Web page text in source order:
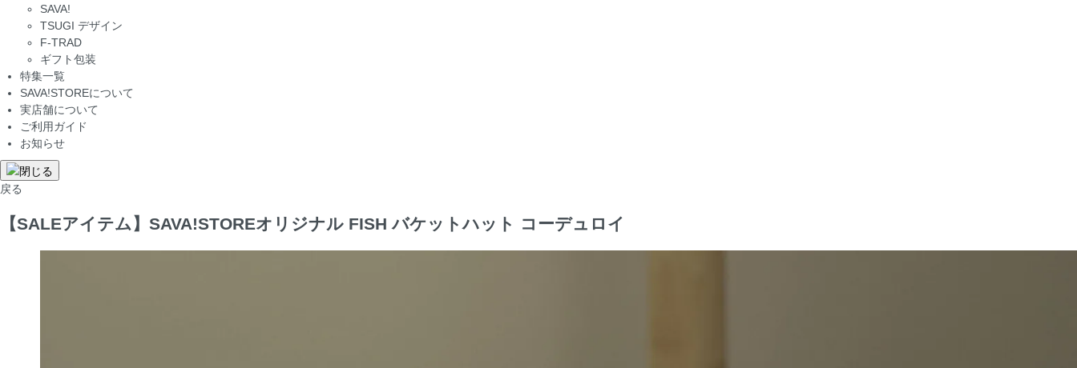
SAVA!
TSUGI デザイン
F-TRAD
ギフト包装
特集一覧
SAVA!STOREについて
実店舗について
ご利用ガイド
お知らせ
戻る
【SALEアイテム】SAVA!STOREオリジナル FISH バケットハット コーデュロイ